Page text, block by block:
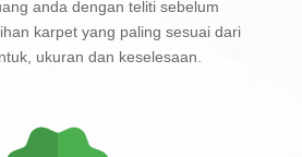
anda dengan teliti sebelum
karpet yang paling sesuai dari
ukuran dan keselesaan.